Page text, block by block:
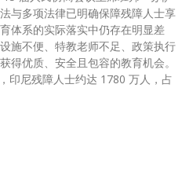
与多项法律已明确保障残障人士享
体系的实际落实中仍存在明显差
施不便、特教老师不足、政策执行
得优质、安全且包容的教育机会。
印尼残障人士约达 1780 万人，占